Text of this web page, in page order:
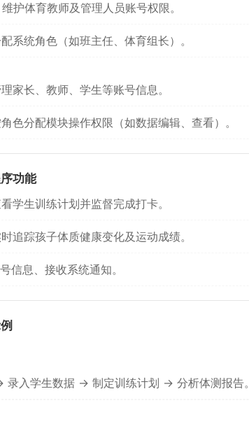
维护体育教师及管理人员账号权限。
配系统角色（如班主任、体育组长）。
理家长、教师、学生等账号信息。
角色分配模块操作权限（如数据编辑、查看）。
功能​
看学生训练计划并监督完成打卡。
时追踪孩子体质健康变化及运动成绩。
信息、接收系统通知。
录入学生数据 → 制定训练计划 → 分析体测报告。